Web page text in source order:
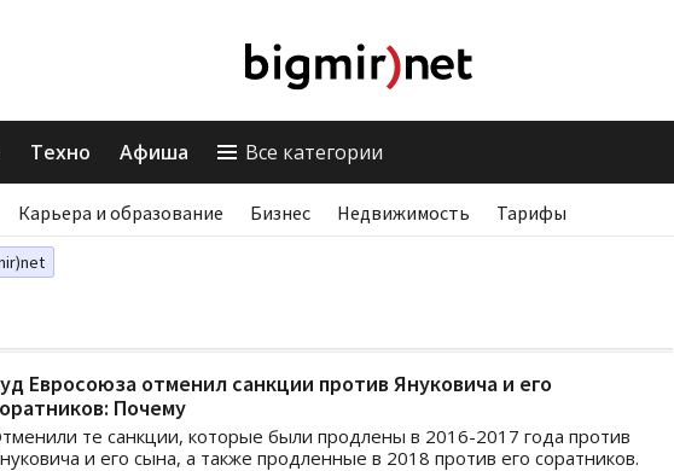
Техно Афиша Все категории
Карьера и образование Бизнес Недвижимость Тарифы
Евросоюза отменил санкции против Януковича и его
Почему
те санкции, которые были продлены в 2016-2017 года против
и его сына, а также продленные в 2018 против его соратников.